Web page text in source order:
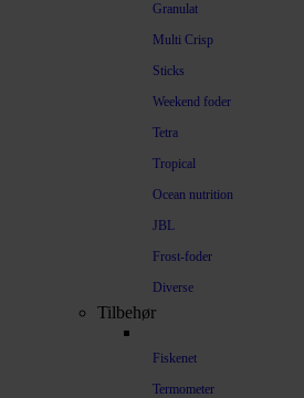
Granulat
Multi Crisp
Sticks
Weekend foder
Tetra
Tropical
Ocean nutrition
JBL
Frost-foder
Diverse
Tilbehør
Fiskenet
Termometer